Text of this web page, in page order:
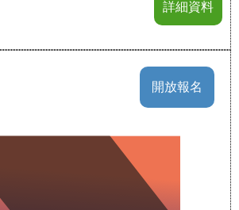
詳細資料
開放報名